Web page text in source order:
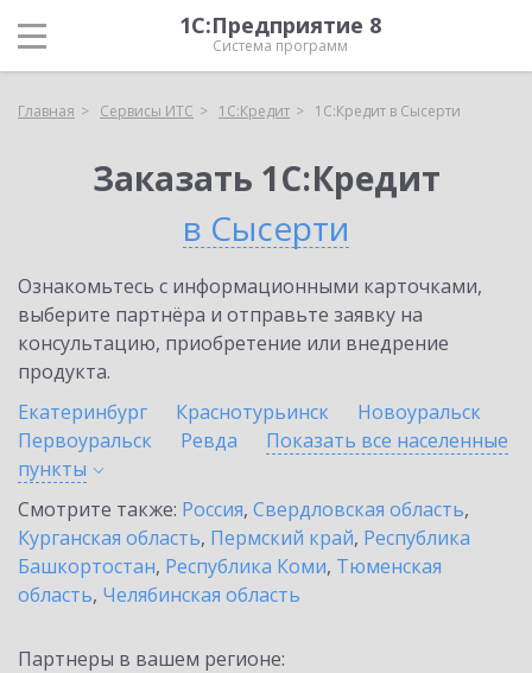
1С:Предприятие 8
Система программ
Главная Сервисы ИТС 1С:Кредит 1С:Кредит в Сысерти
Заказать 1С:Кредит
в Сысерти
Ознакомьтесь с информационными карточками,
выберите партнёра и отправьте заявку на
консультацию, приобретение или внедрение
продукта.
Екатеринбург
Краснотурьинск
Новоуральск
Первоуральск
Ревда
Показать все населенные
пункты
Смотрите также: Россия, Свердловская область,
Курганская область, Пермский край, Республика
Башкортостан, Республика Коми, Тюменская
область, Челябинская область
Партнеры в вашем регионе: